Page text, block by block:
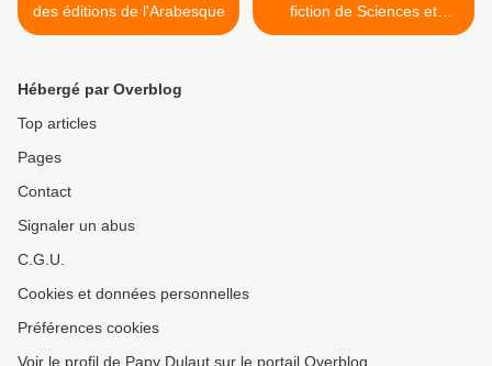
des éditions de l'Arabesque
fiction de Sciences et
Voyages >
Hébergé par Overblog
Top articles
Pages
Contact
Signaler un abus
C.G.U.
Cookies et données personnelles
Préférences cookies
Voir le profil de Papy Dulaut sur le portail Overblog